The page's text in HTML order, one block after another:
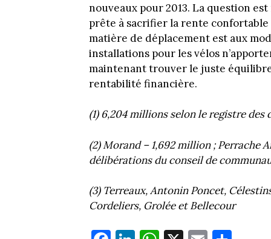
nouveaux pour 2013. La question
prête à sacrifier la rente
matière de déplacement est aux
installations pour les vélos
maintenant trouver le juste
rentabilité financière.
(1) 6,204 millions selon le registre
(2) Morand – 1,692 million ; Perrache
délibérations du conseil de
(3) Terreaux, Antonin Poncet,
Cordeliers, Grolée et Bellecour